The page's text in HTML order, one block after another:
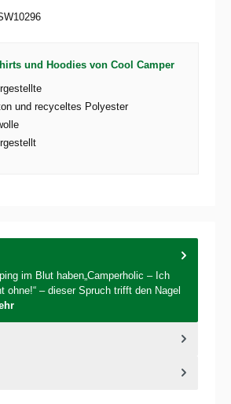
und Hoodies von Cool Camper
und recyceltes Polyester
im Blut haben„Camperholic – Ich
ohne!“ – dieser Spruch trifft den Nagel